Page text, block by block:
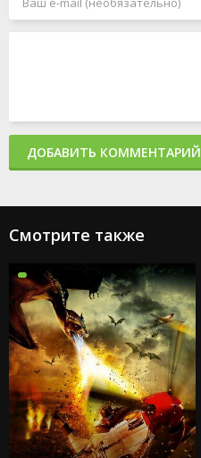
ДОБАВИТЬ КОММЕНТАРИЙ
Смотрите также